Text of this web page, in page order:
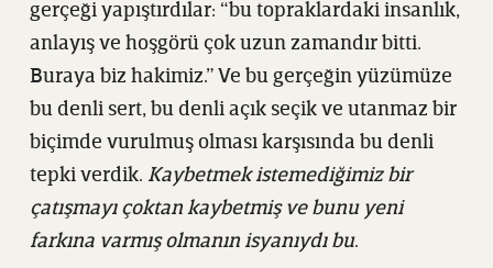
gerçeği yapıştırdılar: “bu topraklardaki insanlık,
anlayış ve hoşgörü çok uzun zamandır bitti.
Buraya biz hakimiz.” Ve bu gerçeğin yüzümüze
bu denli sert, bu denli açık seçik ve utanmaz bir
biçimde vurulmuş olması karşısında bu denli
tepki verdik. Kaybetmek istemediğimiz bir
çatışmayı çoktan kaybetmiş ve bunu yeni
farkına varmış olmanın isyanıydı bu.